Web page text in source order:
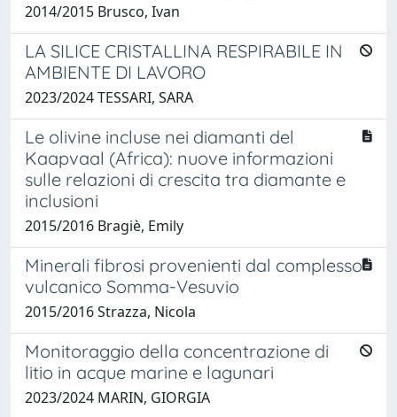
2014/2015 Brusco, Ivan
LA SILICE CRISTALLINA RESPIRABILE IN
AMBIENTE DI LAVORO
2023/2024 TESSARI, SARA
Le olivine incluse nei diamanti del
Kaapvaal (Africa): nuove informazioni
sulle relazioni di crescita tra diamante e
inclusioni
2015/2016 Bragiè, Emily
Minerali fibrosi provenienti dal complesso
vulcanico Somma-Vesuvio
2015/2016 Strazza, Nicola
Monitoraggio della concentrazione di
litio in acque marine e lagunari
2023/2024 MARIN, GIORGIA